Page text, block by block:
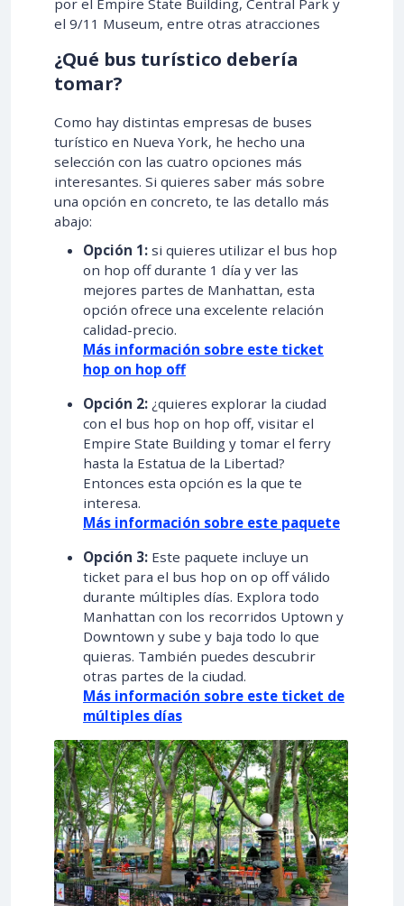
el 9/11 Museum, entre otras atracciones
¿Qué bus turístico debería
tomar?
Como hay distintas empresas de buses
turístico en Nueva York, he hecho una
selección con las cuatro opciones más
interesantes. Si quieres saber más sobre
una opción en concreto, te las detallo más
abajo:
Opción 1: si quieres utilizar el bus hop
on hop off durante 1 día y ver las
mejores partes de Manhattan, esta
opción ofrece una excelente relación
calidad-precio.
Más información sobre este ticket
hop on hop off
Opción 2: ¿quieres explorar la ciudad
con el bus hop on hop off, visitar el
Empire State Building y tomar el ferry
hasta la Estatua de la Libertad?
Entonces esta opción es la que te
interesa.
Más información sobre este paquete
Opción 3: Este paquete incluye un
ticket para el bus hop on op off válido
durante múltiples días. Explora todo
Manhattan con los recorridos Uptown y
Downtown y sube y baja todo lo que
quieras. También puedes descubrir
otras partes de la ciudad.
Más información sobre este ticket de
múltiples días